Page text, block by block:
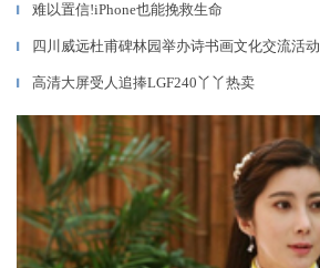
▎ 难以置信!iPhone也能挽救生命
▎ 四川威远杜甫碑林园举办诗书画文化交流活动
▎ 高清大屏受人追捧LGF240丫丫热卖